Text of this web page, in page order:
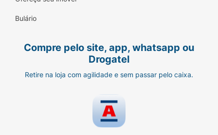
adicionando carne moída temperada, queijo
sucesso garantido de qualquer festa.
Marca:Doritos (PepsiCo).
Queijo Nacho.
257g.
Bulário
Compre pelo site, app, whatsapp ou
Drogatel
Retire na loja com agilidade e sem passar pelo caixa.